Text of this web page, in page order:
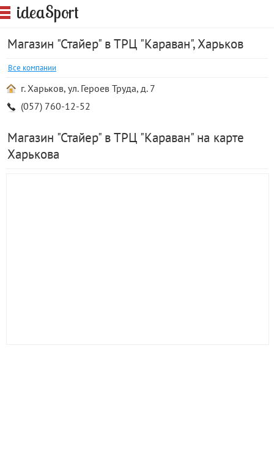
ideaSport
Магазин "Стайер" в ТРЦ "Караван", Харьков
Все компании
г. Харьков, ул. Героев Труда, д. 7
(057) 760-12-52
Магазин "Стайер" в ТРЦ "Караван" на карте
Харькова